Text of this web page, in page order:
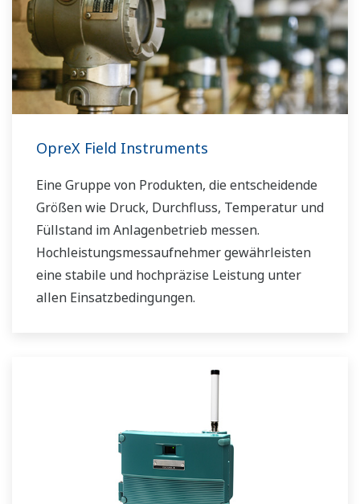
OpreX Field Instruments
Eine Gruppe von Produkten, die entscheidende
Größen wie Druck, Durchfluss, Temperatur und
Füllstand im Anlagenbetrieb messen.
Hochleistungsmessaufnehmer gewährleisten
eine stabile und hochpräzise Leistung unter
allen Einsatzbedingungen.